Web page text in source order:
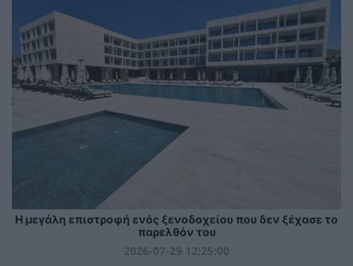
Η μεγάλη επιστροφή ενός ξενοδοχείου που δεν ξέχασε το
παρελθόν του
2026-07-29 12:25:00